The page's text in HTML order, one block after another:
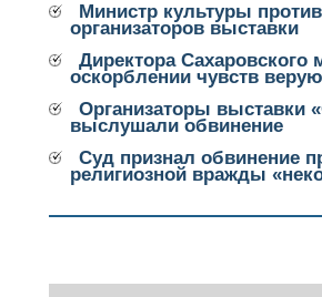
Министр культуры
организаторов выставки
Директора Сахаровского
оскорблении чувств
Организаторы выставки
выслушали обвинение
Суд признал обвинение
религиозной вражды